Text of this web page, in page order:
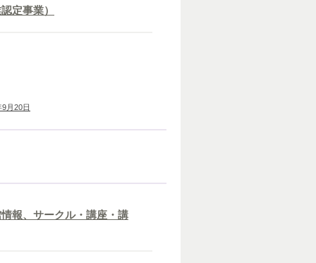
定事業）
月20日
報、サークル・講座・講